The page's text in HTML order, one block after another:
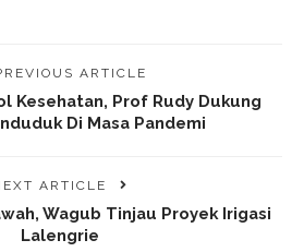
ARTICLE
Kesehatan, Prof Rudy Dukung
Di Masa Pandemi
ARTICLE
Wagub Tinjau Proyek Irigasi
Lalengrie